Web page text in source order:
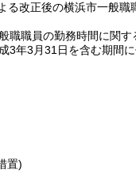
改正後の横浜市一般職
職職員の勤務時間に関
3年3月31日を含む期間
置)